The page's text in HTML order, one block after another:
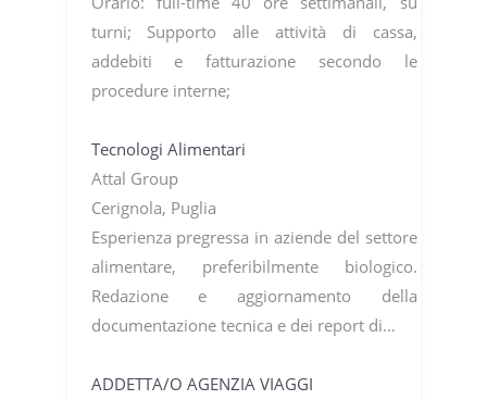
turni; Supporto alle attività di cassa,
addebiti e fatturazione secondo le
procedure interne;
Tecnologi Alimentari
Attal Group
Cerignola, Puglia
Esperienza pregressa in aziende del settore
alimentare, preferibilmente biologico.
Redazione e aggiornamento della
documentazione tecnica e dei report di…
ADDETTA/O AGENZIA VIAGGI